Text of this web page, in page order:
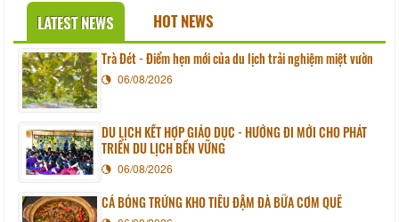
LATEST NEWS HOT NEWS
Trà Đét - Điểm hẹn mới của du lịch trải nghiệm miệt vườn
06/08/2026
DU LỊCH KẾT HỢP GIÁO DỤC - HƯỚNG ĐI MỚI CHO PHÁT
TRIỂN DU LỊCH BỀN VỮNG
06/08/2026
CÁ BÓNG TRỨNG KHO TIÊU ĐẬM ĐÀ BỮA CƠM QUÊ